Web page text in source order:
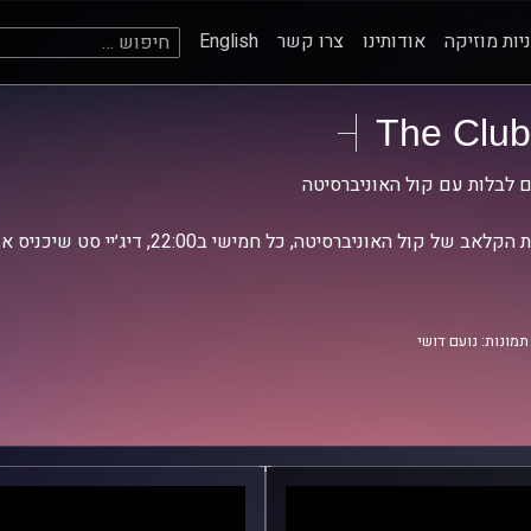
מוזיקה אודותינו צרו קשר English חיפוש:
The Club
לבלות עם קול האוניברסיטה
של קול האוניברסיטה, כל חמישי ב22:00, דיג׳יי סט שיכניס אותנו לאווירת סוף השבוע.
נועם דושי